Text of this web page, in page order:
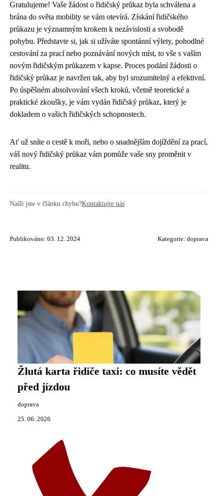
Gratulujeme! Vaše žádost o řidičský průkaz byla schválena a
brána do světa mobility se vám otevírá. Získání řidičského
průkazu je významným krokem k nezávislosti a svobodě
pohybu. Představte si, jak si užíváte spontánní výlety, pohodlné
cestování za prací nebo poznávání nových míst, to vše s vaším
novým řidičským průkazem v kapse. Proces podání žádosti o
řidičský průkaz je navržen tak, aby byl srozumitelný a efektivní.
Po úspěšném absolvování všech kroků, včetně teoretické a
praktické zkoušky, je vám vydán řidičský průkaz, který je
dokladem o vašich řidičských schopnostech.
Ať už sníte o cestě k moři, nebo o snadnějším dojíždění za prací,
váš nový řidičský průkaz vám pomůže vaše sny proměnit v
realitu.
Našli jste v článku chybu?Kontaktujte nás
Publikováno: 03. 12. 2024 Kategorie: doprava
Žlutá karta řidiče taxi: co musíte vědět
před jízdou
doprava
25. 06. 2026